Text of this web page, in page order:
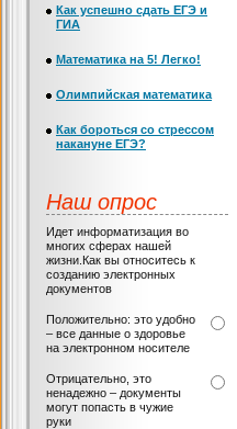
Как успешно сдать ЕГЭ и
ГИА
Математика на 5! Легко!
Олимпийская математика
Как бороться со стрессом
накануне ЕГЭ?
Наш опрос
Идет информатизация во
многих сферах нашей
жизни.Как вы относитесь к
созданию электронных
документов
Положительно: это удобно
– все данные о здоровье
на электронном носителе
Отрицательно, это
ненадежно – документы
могут попасть в чужие
руки